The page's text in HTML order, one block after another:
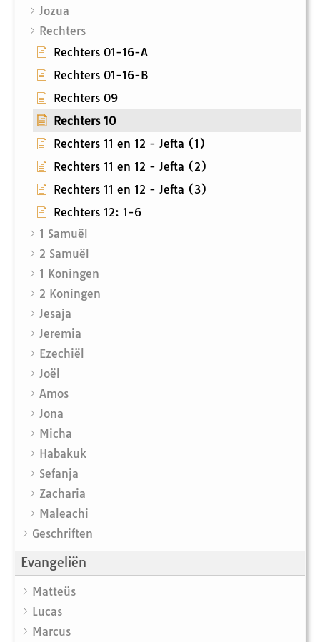
Jozua
Rechters
Rechters 01-16-A
Rechters 01-16-B
Rechters 09
Rechters 10
Rechters 11 en 12 - Jefta (1)
Rechters 11 en 12 - Jefta (2)
Rechters 11 en 12 - Jefta (3)
Rechters 12: 1-6
1 Samuël
2 Samuël
1 Koningen
2 Koningen
Jesaja
Jeremia
Ezechiël
Joël
Amos
Jona
Micha
Habakuk
Sefanja
Zacharia
Maleachi
Geschriften
Evangeliën
Matteüs
Lucas
Marcus